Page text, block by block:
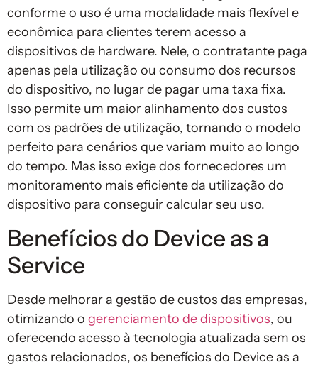
conforme o uso é uma modalidade mais flexível e
econômica para clientes terem acesso a
dispositivos de hardware. Nele, o contratante paga
apenas pela utilização ou consumo dos recursos
do dispositivo, no lugar de pagar uma taxa fixa.
Isso permite um maior alinhamento dos custos
com os padrões de utilização, tornando o modelo
perfeito para cenários que variam muito ao longo
do tempo. Mas isso exige dos fornecedores um
monitoramento mais eficiente da utilização do
dispositivo para conseguir calcular seu uso.
Benefícios do Device as a
Service
Desde melhorar a gestão de custos das empresas,
otimizando o gerenciamento de dispositivos, ou
oferecendo acesso à tecnologia atualizada sem os
gastos relacionados, os benefícios do Device as a